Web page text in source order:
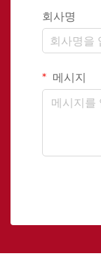
회사명
메시지